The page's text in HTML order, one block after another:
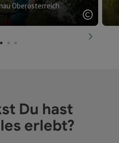
Oberösterreich
Du hast
erlebt?